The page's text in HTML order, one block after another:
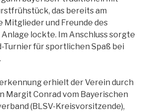
das bereits am
Mitglieder und Freunde des
Anlage lockte. Im Anschluss sorgte
Turnier für sportlichen Spaß bei
erhielt der Verein durch
Margit Conrad vom Bayerischen
(BLSV-Kreisvorsitzende),